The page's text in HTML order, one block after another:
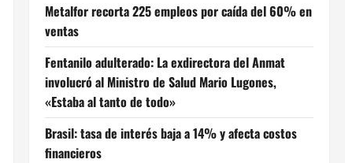
Metalfor recorta 225 empleos por caída del 60% en
ventas
Fentanilo adulterado: La exdirectora del Anmat
involucró al Ministro de Salud Mario Lugones,
«Estaba al tanto de todo»
Brasil: tasa de interés baja a 14% y afecta costos
financieros